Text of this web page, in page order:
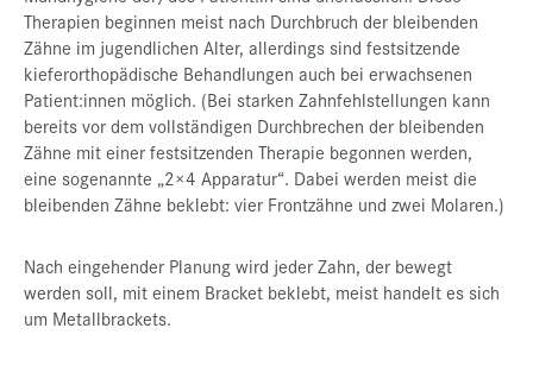
Therapien beginnen meist nach Durchbruch der bleibenden
Zähne im jugendlichen Alter, allerdings sind festsitzende
kieferorthopädische Behandlungen auch bei erwachsenen
Patient:innen möglich. (Bei starken Zahnfehlstellungen kann
bereits vor dem vollständigen Durchbrechen der bleibenden
Zähne mit einer festsitzenden Therapie begonnen werden,
eine sogenannte „2×4 Apparatur“. Dabei werden meist die
bleibenden Zähne beklebt: vier Frontzähne und zwei Molaren.)
Nach eingehender Planung wird jeder Zahn, der bewegt
werden soll, mit einem Bracket beklebt, meist handelt es sich
um Metallbrackets.